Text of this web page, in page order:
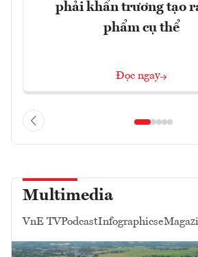
phải khẩn trương tạo
phẩm cụ thể
Đọc ngay
Multimedia
VnE TVPodcastInfographics